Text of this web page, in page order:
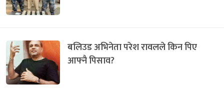
बलिउड अभिनेता परेश रावलले किन पिए
आफ्नै पिसाव?